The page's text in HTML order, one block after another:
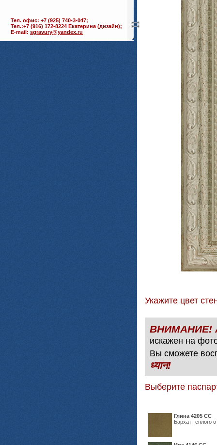
Тел. офис: +7 (925) 740-3-047;
Тел.:+7 (916) 172-8224 Екатерина (дизайн);
E-mail: sgravury@yandex.ru
Укажите цвет
искажен на
Вы сможете
ध्यान!
Выберите
Глина 4205 СС
Бархат тёплого